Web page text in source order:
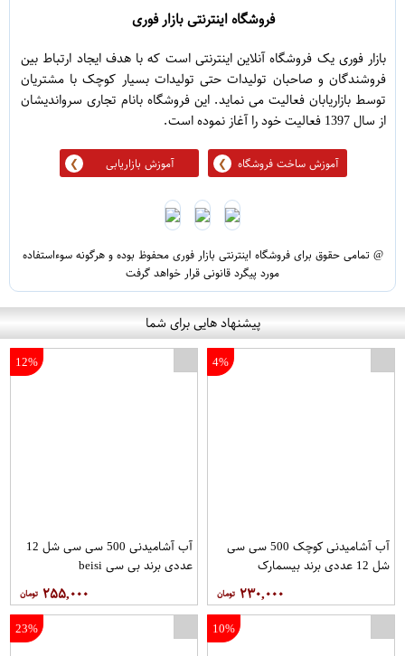
فروشگاه اینترنتی بازار فوری
بازار فوری یک فروشگاه آنلاین اینترنتی است که با هدف ایجاد ارتباط بین
فروشندگان و صاحبان تولیدات حتی تولیدات بسیار کوچک با مشتریان
توسط بازاریابان فعالیت می نماید. این فروشگاه بانام تجاری سرواندیشان
از سال 1397 فعالیت خود را آغاز نموده است.
آموزش ساخت فروشگاه آموزش بازاریابی
@ تمامی حقوق برای فروشگاه اینترنتی بازار فوری محفوظ بوده و هرگونه سوءاستفاده
مورد پیگرد قانونی قرار خواهد گرفت
پیشنهاد هایی برای شما
4%
آب آشامیدنی کوچک 500 سی سی
شل 12 عددی برند بیسمارک
۲۳۰,۰۰۰
12%
آب آشامیدنی 500 سی سی شل 12
عددی برند بی سی beisi
۲۵۵,۰۰۰
10%
23%